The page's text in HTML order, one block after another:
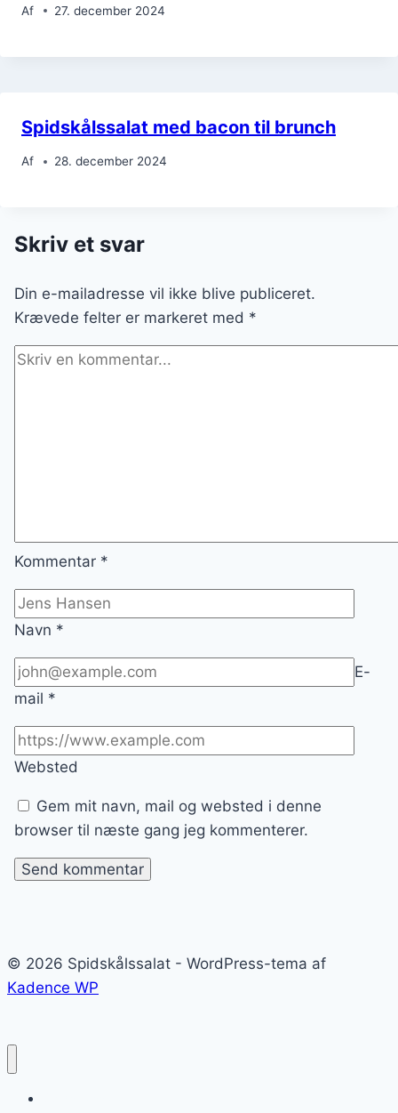
Af 27. december 2024
Spidskålssalat med bacon til brunch
Af 28. december 2024
Skriv et svar
Din e-mailadresse vil ikke blive publiceret.
Krævede felter er markeret med *
Kommentar *
Navn *
E-
mail *
Websted
Gem mit navn, mail og websted i denne
browser til næste gang jeg kommenterer.
© 2026 Spidskålssalat - WordPress-tema af
Kadence WP